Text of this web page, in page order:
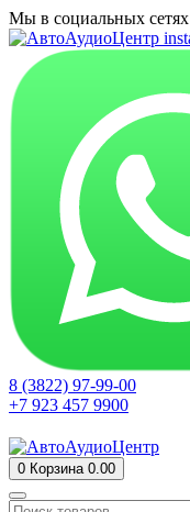
Мы в социальных сетях
8 (3822) 97-99-00
+7 923 457 9900
0 Корзина 0.00